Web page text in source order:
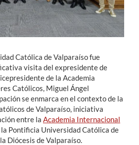
Católica de Valparaíso fue
visita del expresidente de
de la Academia
Católicos, Miguel Ángel
se enmarca en el contexto de la
de Valparaíso, iniciativa
entre la Academia Internacional
, la Pontificia Universidad Católica de
Diócesis de Valparaíso.